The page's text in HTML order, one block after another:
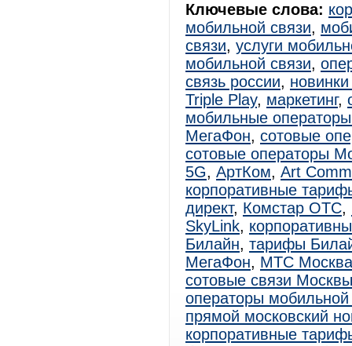
Ключевые слова:
мобильной связи,
связи, услуги
мобильной связи,
связь россии,
Triple Play, маркетинг,
мобильные
МегаФон, сотовые
сотовые операторы
5G, АртКом, Art
корпоративные
директ, Комстар ОТС,
SkyLink,
Билайн, тарифы
МегаФон, МТС Москва
сотовые связи Москвы
операторы мобильной
прямой московский
корпоративные